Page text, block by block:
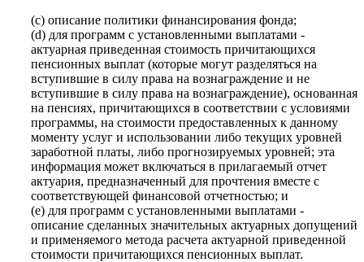
(c) описание политики финансирования фонда;
(d) для программ с установленными выплатами -
актуарная приведенная стоимость причитающихся
пенсионных выплат (которые могут разделяться на
вступившие в силу права на вознаграждение и не
вступившие в силу права на вознаграждение), основанная
на пенсиях, причитающихся в соответствии с условиями
программы, на стоимости предоставленных к данному
моменту услуг и использовании либо текущих уровней
заработной платы, либо прогнозируемых уровней; эта
информация может включаться в прилагаемый отчет
актуария, предназначенный для прочтения вместе с
соответствующей финансовой отчетностью; и
(e) для программ с установленными выплатами -
описание сделанных значительных актуарных допущений
и применяемого метода расчета актуарной приведенной
стоимости причитающихся пенсионных выплат.